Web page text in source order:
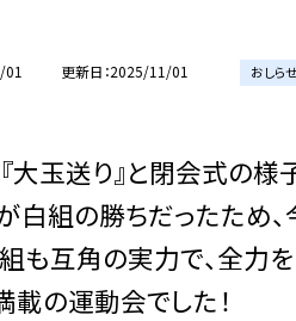
更新日 2025/11/01 おしらせ
大玉送り』と閉会式の様
白組の勝ちだったため
も互角の実力で、全力
載の運動会でした！